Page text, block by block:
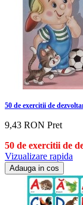
50 de exercitii de
9,43 RON Pret
50 de exercitii de
Vizualizare rapida
Adauga in cos